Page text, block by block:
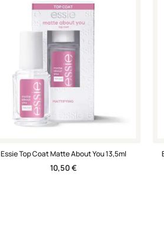
Essie Top Coat Matte About You 13,5ml
10,50€